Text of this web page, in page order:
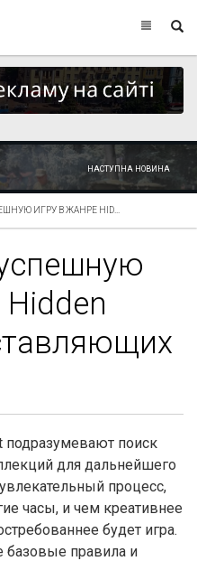
НАСТУПНА НОВИНА
ИГРУ В ЖАНРЕ HID...
поиск
для дальнейшего
процесс,
часы, и чем креативнее
будет игра.
правила и